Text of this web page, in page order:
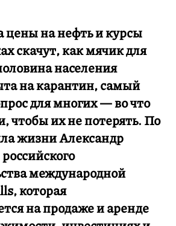
цены на нефть и курсы
скачут, как мячик для
населения
на карантин, самый
для многих — во что
чтобы их не потерять. По
жизни Александр
международной
которая
на продаже и аренде